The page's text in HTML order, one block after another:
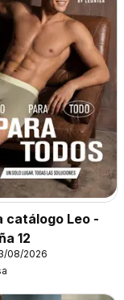
catálogo Leo -
12
08/2026